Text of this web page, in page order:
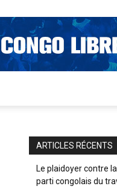
ARTICLES RÉCENTS
Le plaidoyer contre
parti congolais du